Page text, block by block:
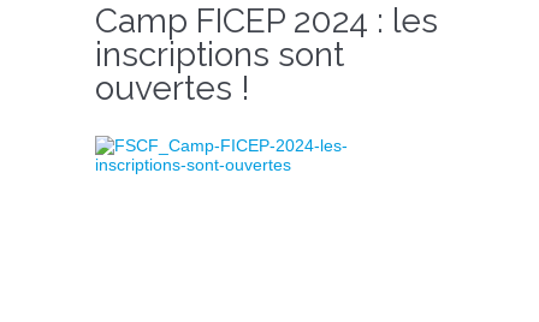
Camp FICEP 2024 : les
inscriptions sont
ouvertes !